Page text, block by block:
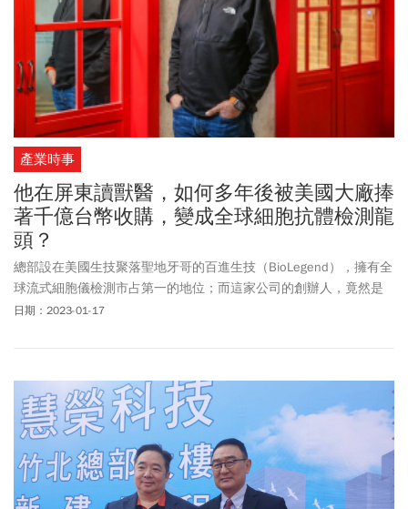
產業時事
他在屏東讀獸醫，如何多年後被美國大廠捧
著千億台幣收購，變成全球細胞抗體檢測龍
頭？
總部設在美國生技聚落聖地牙哥的百進生技（BioLegend），擁有全
球流式細胞儀檢測市占第一的地位；而這家公司的創辦人，竟然是
苗栗出身的台灣人賴正光。
日期：2023-01-17